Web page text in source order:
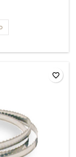
favorite_border